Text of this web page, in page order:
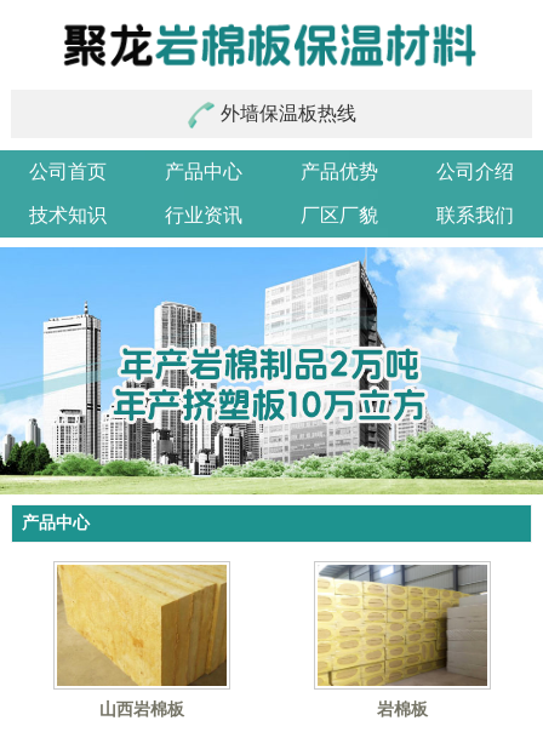
外墙保温板热线
公司首页 产品中心 产品优势 公司介绍
技术知识 行业资讯 厂区厂貌 联系我们
产品中心
山西岩棉板 岩棉板